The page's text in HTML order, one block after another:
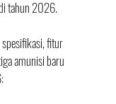
tahun 2026.
fitur
amunisi baru